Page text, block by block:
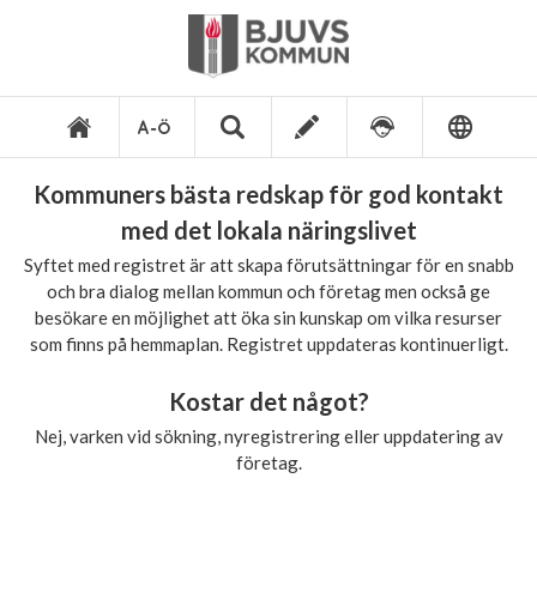
Kommuners bästa redskap för god kontakt
med det lokala näringslivet
Syftet med registret är att skapa förutsättningar för en snabb
och bra dialog mellan kommun och företag men också ge
besökare en möjlighet att öka sin kunskap om vilka resurser
som finns på hemmaplan. Registret uppdateras kontinuerligt.
Kostar det något?
Nej, varken vid sökning, nyregistrering eller uppdatering av
företag.